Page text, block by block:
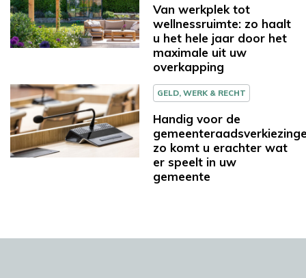
Van werkplek tot
wellnessruimte: zo haalt
u het hele jaar door het
maximale uit uw
overkapping
GELD, WERK & RECHT
Handig voor de
zo komt u erachter wat
er speelt in uw
gemeente